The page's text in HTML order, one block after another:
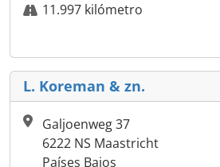
11.997 kilómetro
L. Koreman & zn.
Galjoenweg 37
6222 NS Maastricht
Países Bajos